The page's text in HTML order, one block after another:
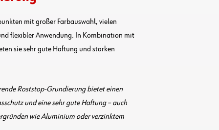
mit großer Farbauswahl, vielen
flexibler Anwendung. In Kombination mit
sie sehr gute Haftung und starken
Roststop-Grundierung bietet einen
und eine sehr gute Haftung – auch
wie Aluminium oder verzinktem